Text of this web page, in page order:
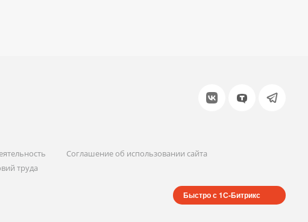
Соглашение об использовании сайта
труда
Быстро с 1С-Битрикс